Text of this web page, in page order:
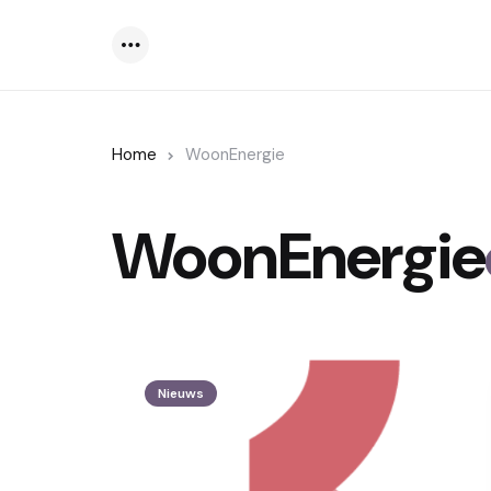
Home WoonEnergie
WoonEnergie
Nieuws